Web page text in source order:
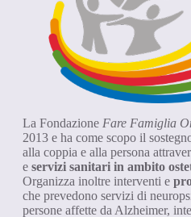
La Fondazione Fare Famiglia
2013 e ha come scopo il
alla coppia e alla persona
e servizi sanitari in ambito
Organizza inoltre interventi e
che prevedono servizi di
persone affette da Alzheimer,